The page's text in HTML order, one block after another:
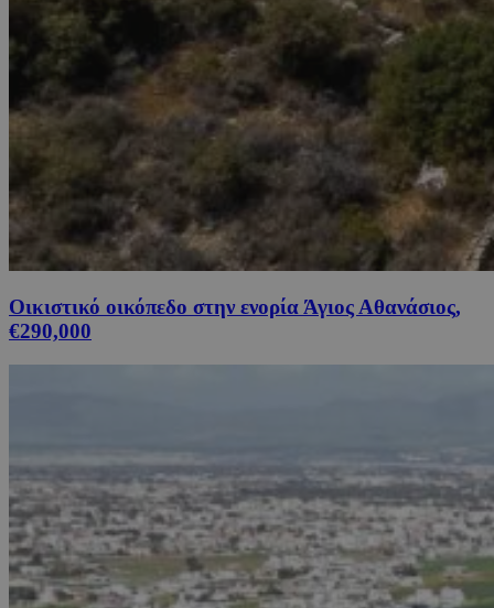
Οικιστικό οικόπεδο στην ενορία Άγιος Αθανάσιος,
€290,000